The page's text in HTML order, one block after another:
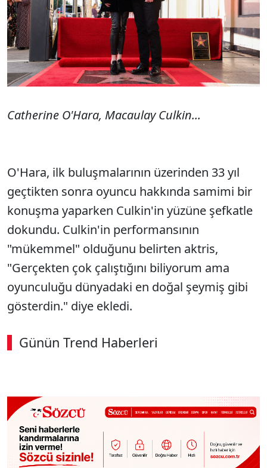
Catherine O'Hara, Macaulay Culkin...
O'Hara, ilk buluşmalarının üzerinden 33 yıl
geçtikten sonra oyuncu hakkında samimi bir
konuşma yaparken Culkin'in yüzüne şefkatle
dokundu. Culkin'in performansının
"mükemmel" olduğunu belirten aktris,
"Gerçekten çok çalıştığını biliyorum ama
oyunculuğu dünyadaki en doğal şeymiş gibi
gösterdin." diye ekledi.
Günün Trend Haberleri
00:02 / 08:15